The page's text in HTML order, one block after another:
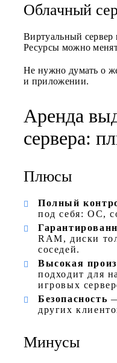
Облачный
Виртуальный сервер
Ресурсы можно
Не нужно думать о
и приложении.
Аренда
сервера:
Плюсы
Полный
под себя: ОС,
RAM, диски
соседей.
Высокая
подходит для
игровых
Безопасность
других
Минусы